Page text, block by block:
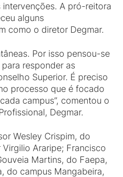
intervenções. A pró-reitora
alguns
como o diretor Degmar.
Por isso pensou-se
responder as
Superior. É preciso
processo que é focado
campus”, comentou o
Degmar.
Wesley Crispim, do
Araripe; Francisco
Martins, do Faepa,
do campus Mangabeira,